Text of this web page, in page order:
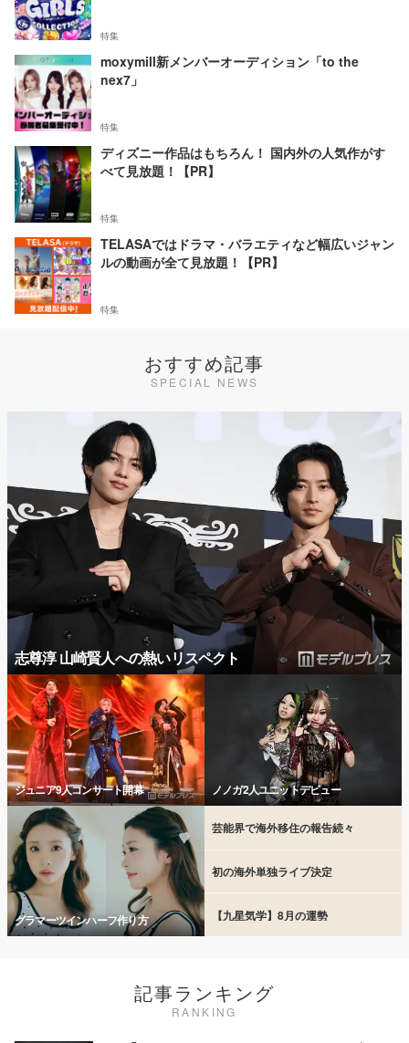
特集
moxymill新メンバーオーディション「to the
nex7」
特集
ディズニー作品はもちろん！ 国内外の人気作がす
べて見放題！【PR】
特集
TELASAではドラマ・バラエティなど幅広いジャン
ルの動画が全て見放題！【PR】
特集
おすすめ記事
SPECIAL NEWS
志尊淳 山崎賢人への熱いリスペクト
ジュニア9人コンサート開幕 ノノガ2人ユニットデビュー
グラマーツインハーフ作り方
芸能界で海外移住の報告続々
初の海外単独ライブ決定
【九星気学】8月の運勢
記事ランキング
RANKING